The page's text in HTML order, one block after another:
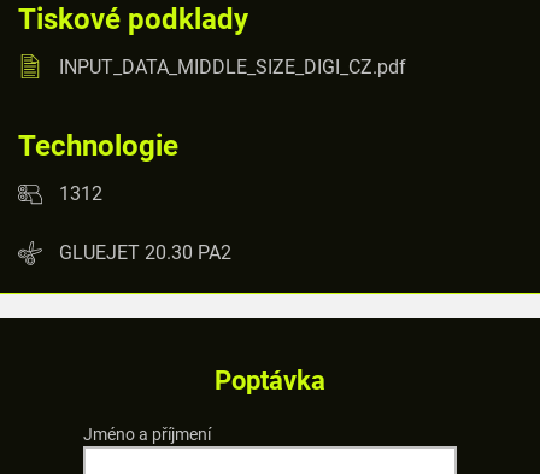
Tiskové podklady
INPUT_DATA_MIDDLE_SIZE_DIGI_CZ.pdf
Technologie
1312
GLUEJET 20.30 PA2
Poptávka
Jméno a příjmení